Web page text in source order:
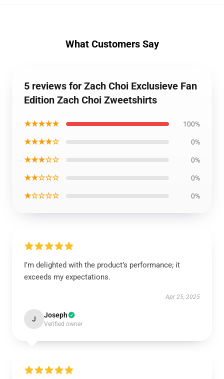
What Customers Say
5 reviews for Zach Choi Exclusieve Fan
Edition Zach Choi Zweetshirts
★★★★★ 100%
★★★★☆ 0%
★★★☆☆ 0%
★★☆☆☆ 0%
★☆☆☆☆ 0%
I’m delighted with the product’s performance; it
exceeds my expectations.
Apr 25, 2025
J Joseph
Verified owner